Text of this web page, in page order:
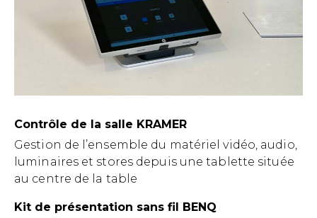
Contrôle de la salle KRAMER
Gestion de l’ensemble du matériel vidéo, audio,
luminaires et stores depuis une tablette située
au centre de la table
Kit de présentation sans fil BENQ